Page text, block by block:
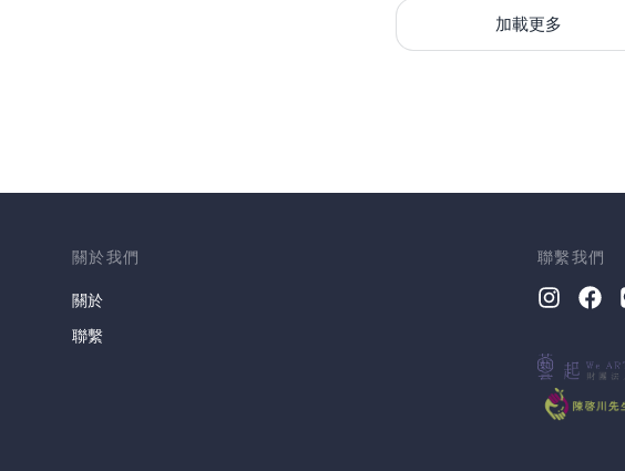
加載更多
關於我們
關於
聯繫
聯繫我們